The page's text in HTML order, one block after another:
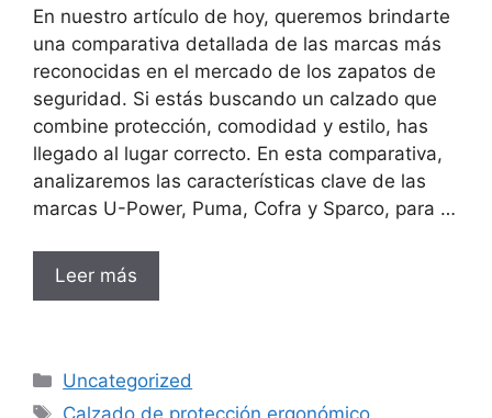
En nuestro artículo de hoy, queremos brindarte
una comparativa detallada de las marcas más
reconocidas en el mercado de los zapatos de
seguridad. Si estás buscando un calzado que
combine protección, comodidad y estilo, has
llegado al lugar correcto. En esta comparativa,
analizaremos las características clave de las
marcas U-Power, Puma, Cofra y Sparco, para …
Leer más
Categorías
Uncategorized
Etiquetas
Calzado de protección ergonómico,